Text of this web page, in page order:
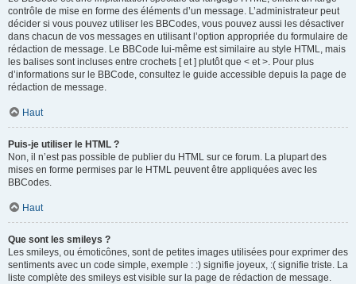
contrôle de mise en forme des éléments d’un message. L’administrateur peut
décider si vous pouvez utiliser les BBCodes, vous pouvez aussi les désactiver
dans chacun de vos messages en utilisant l’option appropriée du formulaire de
rédaction de message. Le BBCode lui-même est similaire au style HTML, mais
les balises sont incluses entre crochets [ et ] plutôt que < et >. Pour plus
d’informations sur le BBCode, consultez le guide accessible depuis la page de
rédaction de message.
Haut
Puis-je utiliser le HTML ?
Non, il n’est pas possible de publier du HTML sur ce forum. La plupart des
mises en forme permises par le HTML peuvent être appliquées avec les
BBCodes.
Haut
Que sont les smileys ?
Les smileys, ou émoticônes, sont de petites images utilisées pour exprimer des
sentiments avec un code simple, exemple : :) signifie joyeux, :( signifie triste. La
liste complète des smileys est visible sur la page de rédaction de message.